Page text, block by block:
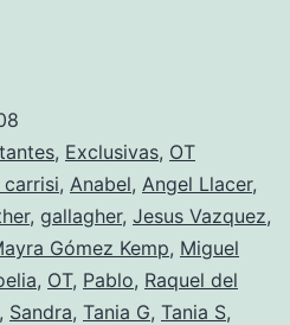
, Exclusivas, OT
, Anabel, Angel Llacer,
, gallagher, Jesus Vazquez,
Gómez Kemp, Miguel
, OT, Pablo, Raquel del
, Sandra, Tania G, Tania S,